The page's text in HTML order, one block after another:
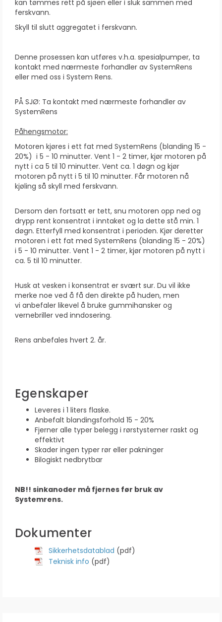
kan tømmes rett på sjøen eller i sluk sammen med
ferskvann.
Skyll til slutt aggregatet i ferskvann.
Denne prosessen kan utføres v.h.a. spesialpumper, ta
kontakt med nærmeste forhandler av SystemRens
eller med oss i System Rens.
PÅ SJØ: Ta kontakt med nærmeste forhandler av
SystemRens
Påhengsmotor:
Motoren kjøres i ett fat med SystemRens (blanding 15 -
20%) i 5 - 10 minutter. Vent 1 - 2 timer, kjør motoren på
nytt i ca 5 til 10 minutter. Vent ca. 1 døgn og kjør
motoren på nytt i 5 til 10 minutter. Får motoren nå
kjøling så skyll med ferskvann.
Dersom den fortsatt er tett, snu motoren opp ned og
drypp rent konsentrat i inntaket og la dette stå min. 1
døgn. Etterfyll med konsentrat i perioden. Kjør deretter
motoren i ett fat med SystemRens (blanding 15 - 20%)
i 5 - 10 minutter. Vent 1 - 2 timer, kjør motoren på nytt i
ca. 5 til 10 minutter.
Husk at vesken i konsentrat er svært sur. Du vil ikke
merke noe ved å få den direkte på huden, men
vi anbefaler likevel å bruke gummihansker og
vernebriller ved inndosering.
Rens anbefales hvert 2. år.
Egenskaper
Leveres i 1 liters flaske.
Anbefalt blandingsforhold 15 - 20%
Fjerner alle typer belegg i rørstystemer raskt og
effektivt
Skader ingen typer rør eller pakninger
Bilogiskt nedbrytbar
NB!! sinkanoder må fjernes før bruk av
Systemrens.
Dokumenter
Sikkerhetsdatablad (pdf)
Teknisk info (pdf)